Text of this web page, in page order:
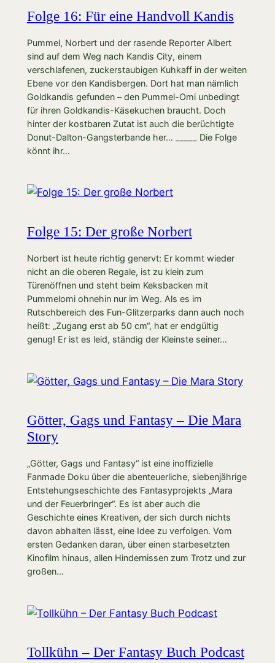
Folge 16: Für eine Handvoll Kandis
Pummel, Norbert und der rasende Reporter Albert
sind auf dem Weg nach Kandis City, einem
verschlafenen, zuckerstaubigen Kuhkaff in der weiten
Ebene vor den Kandisbergen. Dort hat man nämlich
Goldkandis gefunden – den Pummel-Omi unbedingt
für ihren Goldkandis-Käsekuchen braucht. Doch
hinter der kostbaren Zutat ist auch die berüchtigte
Donut-Dalton-Gangsterbande her… _____ Die Folge
könnt ihr…
Folge 15: Der große Norbert
Norbert ist heute richtig genervt: Er kommt wieder
nicht an die oberen Regale, ist zu klein zum
Türenöffnen und steht beim Keksbacken mit
Pummelomi ohnehin nur im Weg. Als es im
Rutschbereich des Fun-Glitzerparks dann auch noch
heißt: „Zugang erst ab 50 cm“, hat er endgültig
genug! Er ist es leid, ständig der Kleinste seiner…
Götter, Gags und Fantasy – Die Mara
Story
„Götter, Gags und Fantasy“ ist eine inoffizielle
Fanmade Doku über die abenteuerliche, siebenjährige
Entstehungseschichte des Fantasyprojekts „Mara
und der Feuerbringer“. Es ist aber auch die
Geschichte eines Kreativen, der sich durch nichts
davon abhalten lässt, eine Idee zu verfolgen. Vom
ersten Gedanken daran, über einen starbesetzten
Kinofilm hinaus, allen Hindernissen zum Trotz und zur
großen…
Tollkühn – Der Fantasy Buch Podcast